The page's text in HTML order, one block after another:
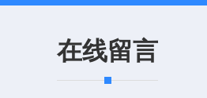
在线留言